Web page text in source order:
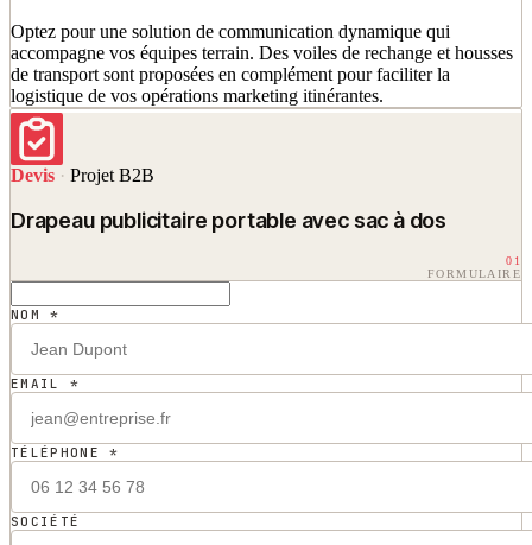
Optez pour une solution de communication dynamique qui
accompagne vos équipes terrain. Des voiles de rechange et housses
de transport sont proposées en complément pour faciliter la
logistique de vos opérations marketing itinérantes.
Devis · Projet B2B
Drapeau publicitaire portable avec sac à dos
01
FORMULAIRE
NOM *
EMAIL *
TÉLÉPHONE *
SOCIÉTÉ